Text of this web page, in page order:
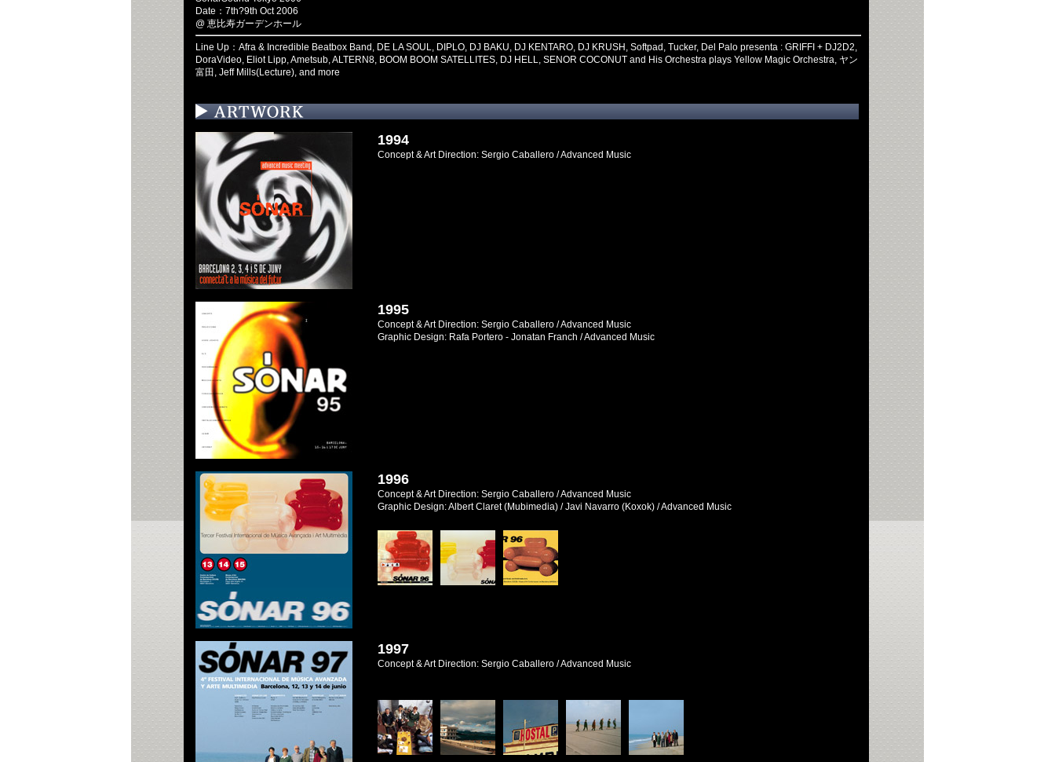
Date：7th?9th Oct 2006
@ 恵比寿ガーデンホール
Line Up：Afra & Incredible Beatbox Band, DE LA SOUL, DIPLO, DJ BAKU, DJ KENTARO, DJ KRUSH, Softpad, Tucker, Del Palo presenta : GRIFFI + DJ2D2,
DoraVideo, Eliot Lipp, Ametsub, ALTERN8, BOOM BOOM SATELLITES, DJ HELL, SENOR COCONUT and His Orchestra plays Yellow Magic Orchestra, ヤン
富田, Jeff Mills(Lecture), and more
1994
Concept & Art Direction: Sergio Caballero / Advanced Music
1995
Concept & Art Direction: Sergio Caballero / Advanced Music
Graphic Design: Rafa Portero - Jonatan Franch / Advanced Music
1996
Concept & Art Direction: Sergio Caballero / Advanced Music
Graphic Design: Albert Claret (Mubimedia) / Javi Navarro (Koxok) / Advanced Music
1997
Concept & Art Direction: Sergio Caballero / Advanced Music